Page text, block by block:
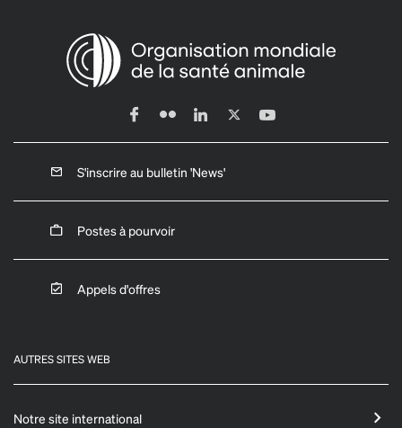
S'inscrire au bulletin 'News'
Postes à pourvoir
Appels d'offres
AUTRES SITES WEB
Notre site international